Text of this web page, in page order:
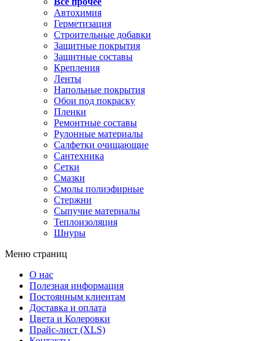
Автохимия
Герметизация
Строительные добавки
Защитные покрытия
Защитные составы
Крепления
Ленты
Напольные покрытия
Обои под покраску
Пленки
Ремонтные составы
Рулонные материалы
Салфетки очищающие
Сантехника
Сетки
Смазки
Смолы полиэфирные
Стержни
Сыпучие материалы
Теплоизоляция
Шнуры
Меню страниц
О нас
Полезная информация
Постоянным клиентам
Доставка и оплата
Цвета и Колеровки
Прайс-лист (XLS)